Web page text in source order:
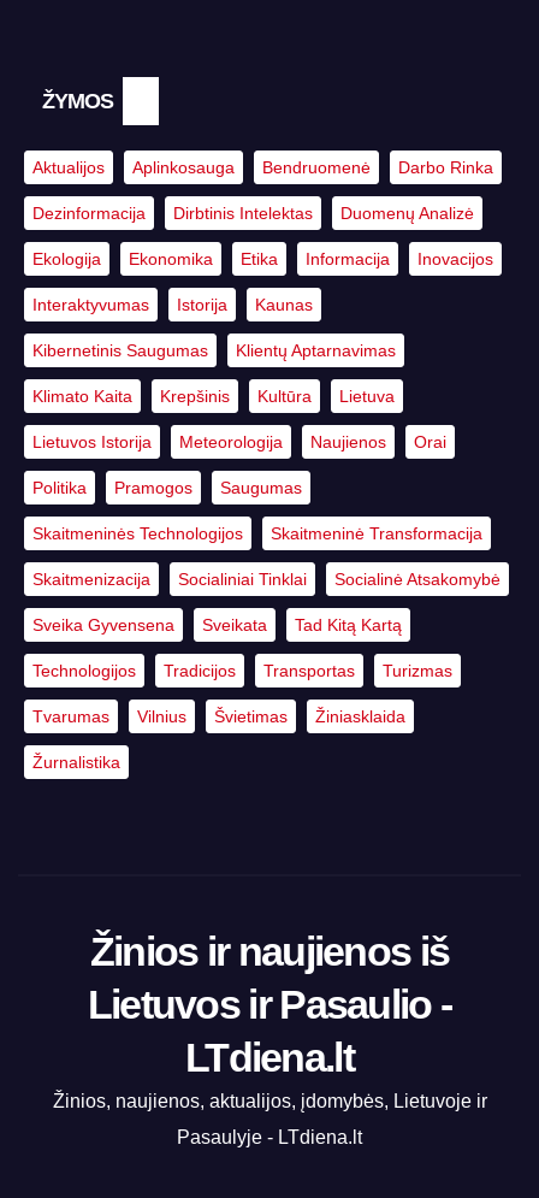
ŽYMOS
Aktualijos Aplinkosauga Bendruomenė Darbo Rinka
Dezinformacija Dirbtinis Intelektas Duomenų Analizė
Ekologija Ekonomika Etika Informacija Inovacijos
Interaktyvumas Istorija Kaunas
Kibernetinis Saugumas Klientų Aptarnavimas
Klimato Kaita Krepšinis Kultūra Lietuva
Lietuvos Istorija Meteorologija Naujienos Orai
Politika Pramogos Saugumas
Skaitmeninės Technologijos Skaitmeninė Transformacija
Skaitmenizacija Socialiniai Tinklai Socialinė Atsakomybė
Sveika Gyvensena Sveikata Tad Kitą Kartą
Technologijos Tradicijos Transportas Turizmas
Tvarumas Vilnius Švietimas Žiniasklaida
Žurnalistika
Žinios ir naujienos iš
Lietuvos ir Pasaulio -
LTdiena.lt
Žinios, naujienos, aktualijos, įdomybės, Lietuvoje ir
Pasaulyje - LTdiena.lt